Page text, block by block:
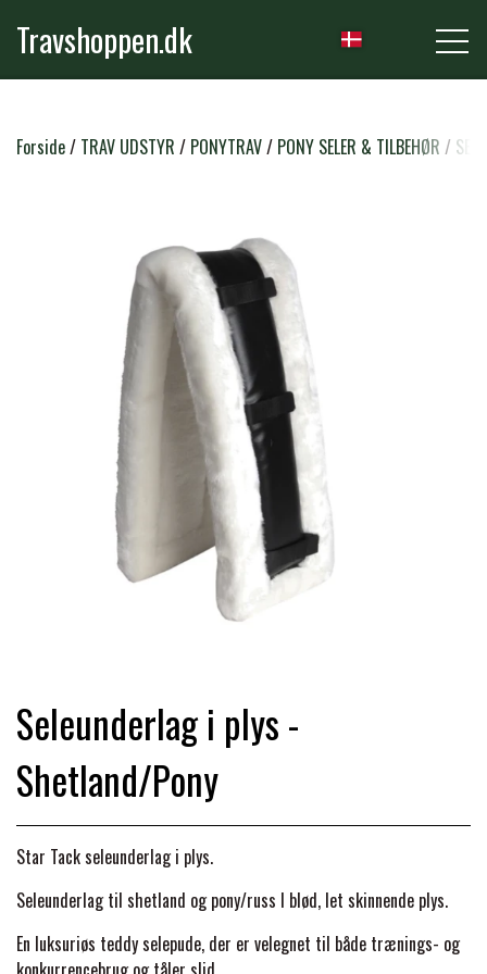
Travshoppen.dk
NYHEDER
HEST
GRIMER & TRÆKTOVE
TRENSER & TILBEHØR
SADLER & TILBEHØR
DÆKKENER & TILBEHØR
BANDAGER & BENBESKYTTELSE
TILSKUD & VITAMINER
LONGERING
PONY & SHETTY
RYTTER
RIDEBUKSER & LEGGINS
TRØJER, BLUSER & T-SHIRTS
JAKKER & VESTE
SKO & STØVLER
HJELME
SIKKERHEDSVESTE
HANDSKER
PLEJE & STALD
STRIGLER & TILBEHØR
STRIGLEKASSER & STALDSKABE
SÅRPLEJE & STALDAPOTEK
SHAMPOO & SHINER
HOVPLEJE
LÆDER & UDSTYRSPLEJE
KLIPPEMASKINER & STØVSUGERE
TRAV & GALOP
SEJRSDÆKKENER
GRIMER & TRÆKTOV
SELER & TILBEHØR
HOVEDLAG & TILBEHØR
GAMSCHER & BANDAGER
KRAFFT FODER
PREMIER EQUINE REGN - &
OVERGANGSDÆKKEN
PREMIER EQUINE VINTERDÆKKEN
PREMIER EQUINE STALDDÆKKEN
OUTLET
BRANDS
ANIMALINTEX®
Forside TRAV UDSTYR PONYTRAV PONY SELER & TILBEHØR
Seleunderlag i plys -
Shetland/Pony
Star Tack seleunderlag i plys.
Seleunderlag til shetland og pony/russ I blød, let skinnende plys.
En luksuriøs teddy selepude, der er velegnet til både trænings- og